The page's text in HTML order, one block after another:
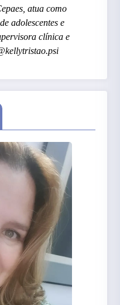
atua como
adolescentes e
clínica e